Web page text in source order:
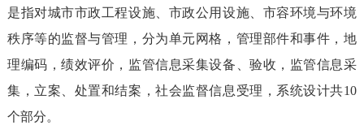
是指对城市市政工程设施、市政公用设施、市容环境与环境
秩序等的监督与管理，分为单元网格，管理部件和事件，地
理编码，绩效评价，监管信息采集设备、验收，监管信息采
集，立案、处置和结案，社会监督信息受理，系统设计共10
个部分。